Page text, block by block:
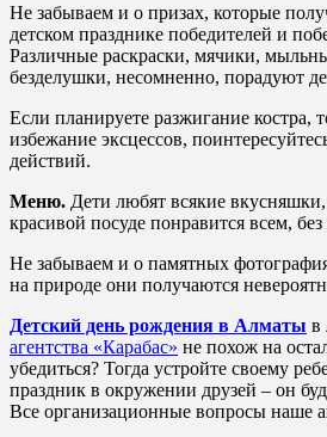
Не забываем и о призах, которые
детском празднике победителей и
Различные раскраски, мячики,
безделушки, несомненно, порадуют
Если планируете разжигание костра,
избежание эксцессов,
действий.
Меню. Дети любят всякие
красивой посуде понравится всем,
Не забываем и о памятных
на природе они получаются
Детский день рождения в Алматы в
агентства «Карабас» не похож на
убедиться? Тогда устройте своему
праздник в окружении друзей – он
Все организационные вопросы наше